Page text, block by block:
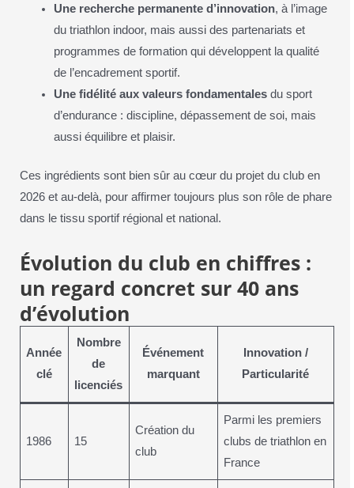
Une recherche permanente d’innovation, à l’image
du triathlon indoor, mais aussi des partenariats et
programmes de formation qui développent la qualité
de l’encadrement sportif.
Une fidélité aux valeurs fondamentales du sport
d’endurance : discipline, dépassement de soi, mais
aussi équilibre et plaisir.
Ces ingrédients sont bien sûr au cœur du projet du club en
2026 et au-delà, pour affirmer toujours plus son rôle de phare
dans le tissu sportif régional et national.
Évolution du club en chiffres :
un regard concret sur 40 ans
d’évolution
Année
clé
Nombre
de
licenciés
Événement
marquant
Innovation /
Particularité
1986 15
Création du
club
Parmi les premiers
clubs de triathlon en
France